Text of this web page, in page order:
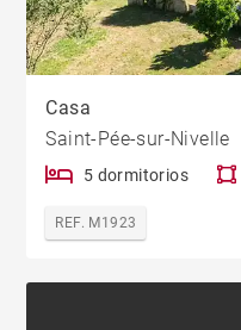
Casa
Saint-Pée-sur-Nivelle
5 dormitorios
REF. M1923